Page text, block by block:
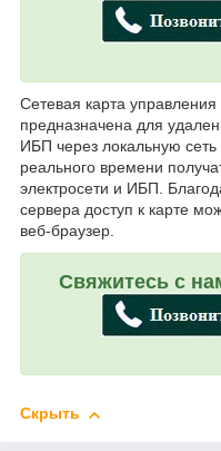
Сетевая карта
предназначена для
ИБП через локальную
реального времени
электросети и ИБП.
сервера доступ к карте
веб-браузер.
Свяжитесь с
Скрыть